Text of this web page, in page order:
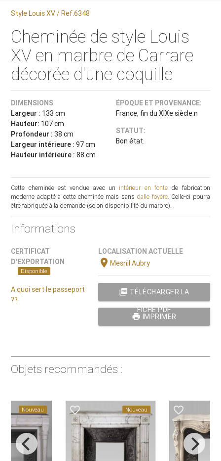
Style Louis XV / Ref.6348
Cheminée de style Louis
XV en marbre de Carrare
décorée d'une coquille
DIMENSIONS
Largeur : 133 cm
Hauteur: 107 cm
Profondeur : 38 cm
Largeur intérieure :97 cm
Hauteur intérieure :88 cm
ÉPOQUE ET PROVENANCE:
France, fin du XIXe siècle.n
STATUT:
Bon état.
Cette cheminée est vendue avec un intérieur en fontede fabrication
moderne adapté à cette cheminée mais sans dalle foyère. Celle-ci pourra
être fabriquée à la demande (selon disponibilité du marbre).
Informations
CERTIFICAT
D'EXPORTATION
Disponible
A quoi sert le passeport
??
LOCALISATION ACTUELLE
location_onMesnil Aubry
picture_as_pdf TÉLÉCHARGER LA
FICHE PDF
print IMPRIMER
Objets recommandés :
favorite_border Nouveau favorite_border